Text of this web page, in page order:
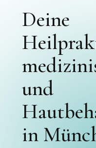
Deine
und
in